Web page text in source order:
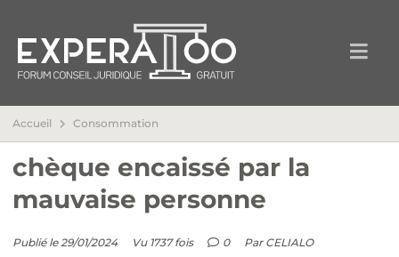
Accueil Consommation
chèque encaissé par la
mauvaise personne
Publié le 29/01/2024 Vu 1737 fois 0 Par CELIALO